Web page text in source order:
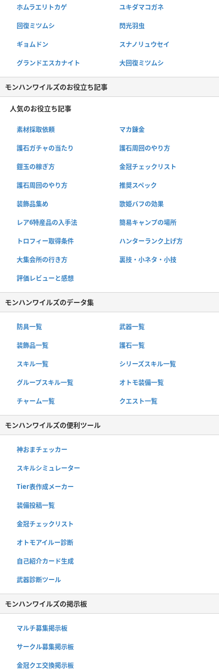
ホムラエリトカゲ ユキダマコガネ
回復ミツムシ 閃光羽虫
ギョムドン スナノリュウセイ
グランドエスカナイト 大回復ミツムシ
モンハンワイルズのお役立ち記事
人気のお役立ち記事
素材採取依頼 マカ錬金
護石ガチャの当たり 護石周回のやり方
鎧玉の稼ぎ方 金冠チェックリスト
護石周回のやり方 推奨スペック
装飾品集め 歌姫バフの効果
レア6特産品の入手法 簡易キャンプの場所
トロフィー取得条件 ハンターランク上げ方
大集会所の行き方 裏技・小ネタ・小技
評価レビューと感想
モンハンワイルズのデータ集
防具一覧 武器一覧
装飾品一覧 護石一覧
スキル一覧 シリーズスキル一覧
グループスキル一覧 オトモ装備一覧
チャーム一覧 クエスト一覧
モンハンワイルズの便利ツール
神おまチェッカー
スキルシミュレーター
Tier表作成メーカー
装備投稿一覧
金冠チェックリスト
オトモアイルー診断
自己紹介カード生成
武器診断ツール
モンハンワイルズの掲示板
マルチ募集掲示板
サークル募集掲示板
金冠クエ交換掲示板